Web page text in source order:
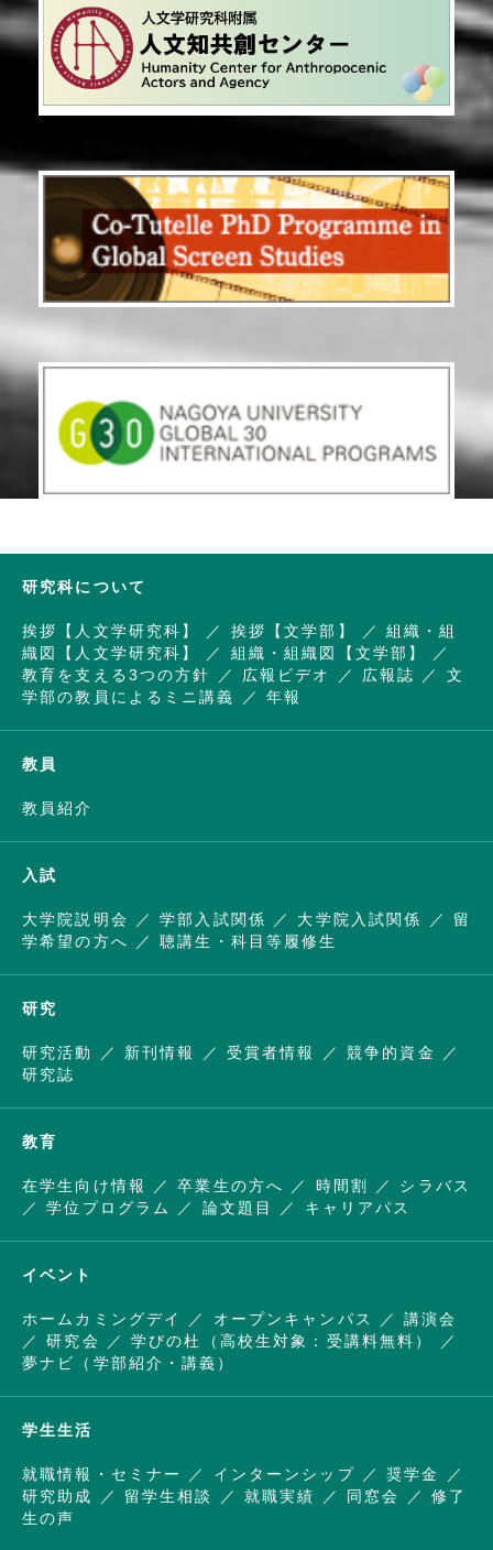
研究科について
挨拶【人文学研究科】 挨拶【文学部】
組織・組
織図【人文学研究科】
組織・組織図【文学部】
教育を支える3つの方針
広報ビデオ 広報誌
文
学部の教員によるミニ講義
年報
教員
教員紹介
入試
大学院説明会 学部入試関係 大学院入試関係
留
学希望の方へ
聴講生・科目等履修生
研究
研究活動 新刊情報 受賞者情報
競争的資金
研究誌
教育
在学生向け情報 卒業生の方へ 時間割
シラバス
学位プログラム
論文題目 キャリアパス
イベント
ホームカミングデイ オープンキャンパス
講演会
研究会
学びの杜（高校生対象：受講料無料）
夢ナビ（学部紹介・講義）
学生生活
就職情報・セミナー インターンシップ
奨学金
研究助成
留学生相談 就職実績 同窓会
修了
生の声